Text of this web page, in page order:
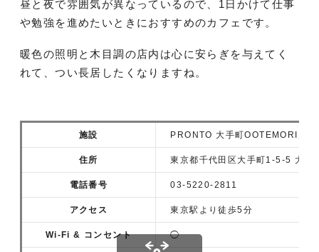
昼と夜で雰囲気が異なっているので、1日かけて仕事
や勉強を進めたいときにおすすめのカフェです。
暖色の照明と木目調の店内は心に安らぎを与えてく
れて、つい長居したくなりますね。
施設 PRONTO 大手町OOTEMORI店
住所 東京都千代田区大手町1-5-5 大手
電話番号 03-5220-2811
アクセス 東京駅より徒歩5分
Wi-Fi & コンセント ◯